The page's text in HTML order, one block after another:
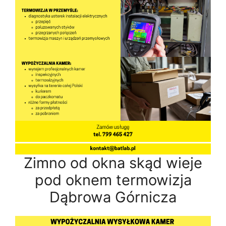
Zimno od okna skąd wieje
pod oknem termowizja
Dąbrowa Górnicza